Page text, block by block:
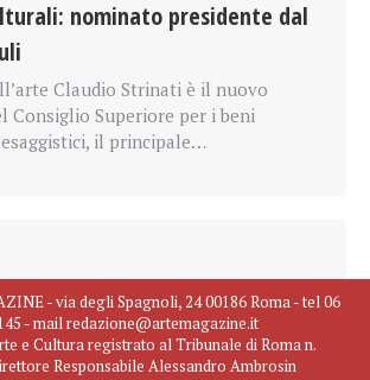
nominato presidente dal
Claudio Strinati è il nuovo
Consiglio Superiore per i beni
il principale…
- via degli Spagnoli, 24 00186 Roma - tel 06
- mail redazione@artemagazine.it
e Cultura registrato al Tribunale di Roma n.
Responsabile Alessandro Ambrosin